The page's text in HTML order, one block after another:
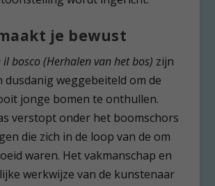
je bewust
il bosco (Herhalen van het bos) zijn
dusdanig weggebeiteld om de
jonge bomen te onthullen.
verstopt onder het boomschors
die zich in de loop van de om
waren. Het vakmanschap en
werkwijze van de kunstenaar